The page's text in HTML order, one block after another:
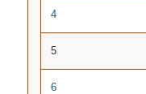
4
5
6